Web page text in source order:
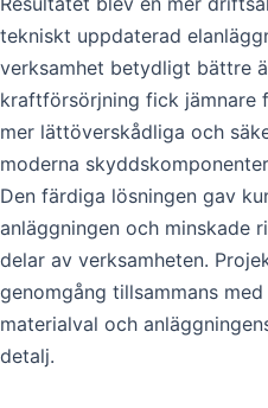
tekniskt uppdaterad
verksamhet betydligt bättre
kraftförsörjning fick jämnare
mer lättöverskådliga och
moderna
Den färdiga lösningen gav
anläggningen och minskade
delar av verksamheten.
genomgång tillsammans
materialval och
detalj.